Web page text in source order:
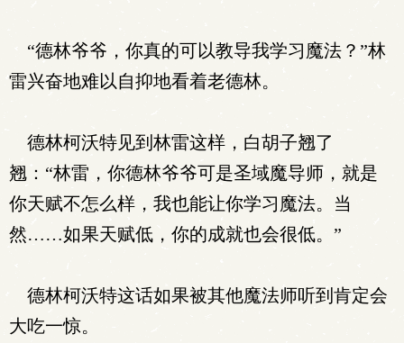
“德林爷爷，你真的可以教导我学习魔法？”林
雷兴奋地难以自抑地看着老德林。
德林柯沃特见到林雷这样，白胡子翘了
翘：“林雷，你德林爷爷可是圣域魔导师，就是
你天赋不怎么样，我也能让你学习魔法。当
然……如果天赋低，你的成就也会很低。”
德林柯沃特这话如果被其他魔法师听到肯定会
大吃一惊。